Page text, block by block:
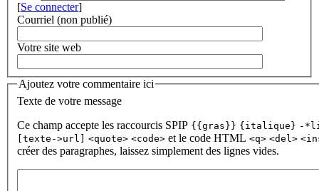
[Se connecter]
Courriel (non publié)
Votre site web
Ajoutez votre commentaire ici
Texte de votre message
Ce champ accepte les raccourcis SPIP {{gras}} {italique} -
[texte->url] <quote> <code> et le code HTML <q> <del>
créer des paragraphes, laissez simplement des lignes vides.